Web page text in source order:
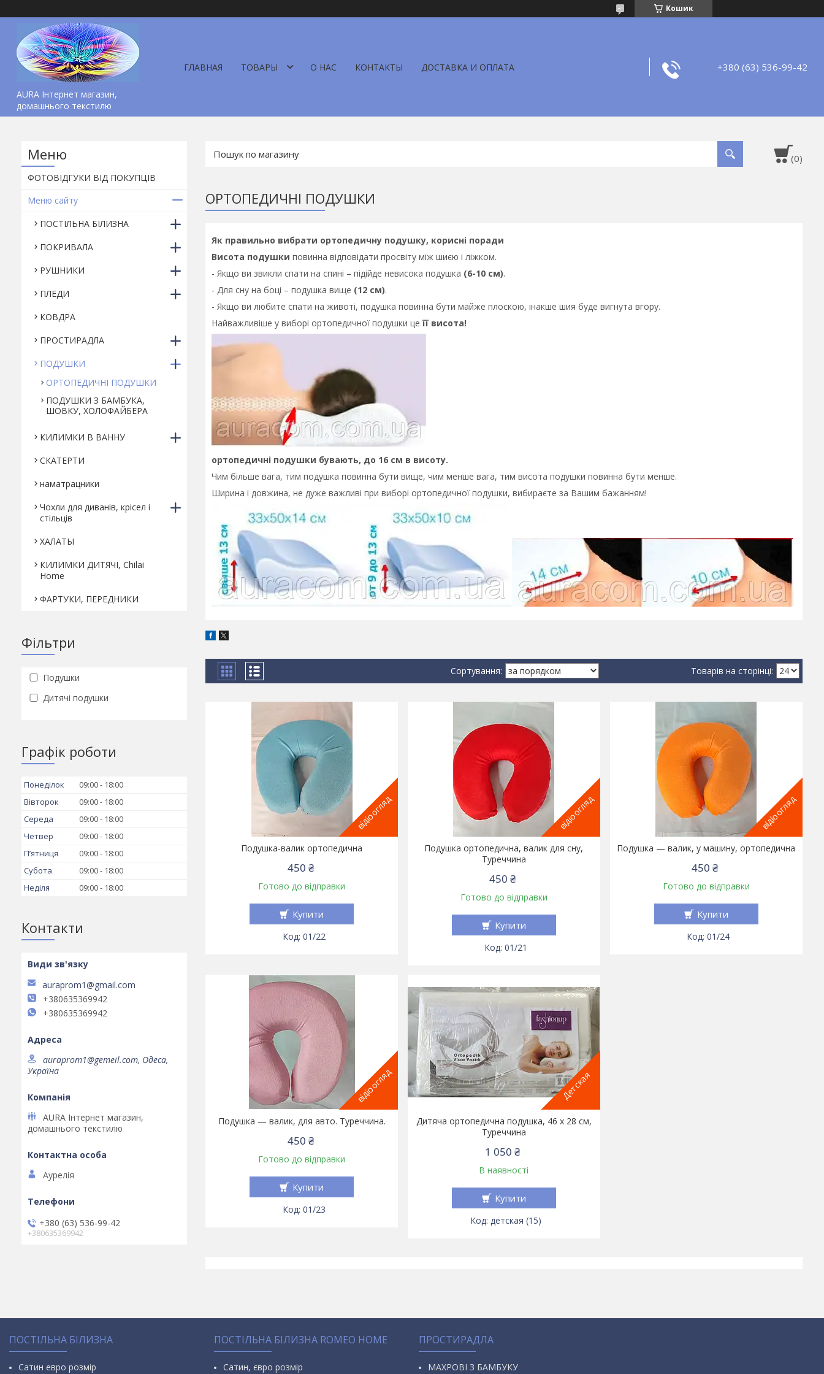
Кошик
AURA Інтернет магазин,
домашнього текстилю
ГЛАВНАЯ ТОВАРЫ О НАС КОНТАКТЫ ДОСТАВКА И ОПЛАТА +380 (63) 536-99-42
ОРТОПЕДИЧНІ ПОДУШКИ
Як правильно вибрати ортопедичну подушку, корисні поради
Висота подушки повинна відповідати просвіту між шиєю і ліжком.
- Якщо ви звикли спати на спині – підійде невисока подушка (6-10 см).
- Для сну на боці – подушка вище (12 см).
- Якщо ви любите спати на животі, подушка повинна бути майже плоскою, інакше шия буде вигнута вгору.
Найважливіше у виборі ортопедичної подушки це її висота!
ортопедичні подушки бувають, до 16 см в висоту.
Чим більше вага, тим подушка повинна бути вище, чим менше вага, тим висота подушки повинна бути менше.
Ширина і довжина, не дуже важливі при виборі ортопедичної подушки, вибираєте за Вашим бажанням!
відіоогляд
Подушка-валик ортопедична
450 ₴
Готово до відправки
Купити
01/22
відіоогляд
Подушка ортопедична, валик для сну,
Туреччина
450 ₴
Готово до відправки
Купити
01/21
відіоогляд
Подушка — валик, у машину, ортопедична
450 ₴
Готово до відправки
Купити
01/24
відіоогляд
Подушка — валик, для авто. Туреччина.
450 ₴
Готово до відправки
Купити
01/23
Детская
Дитяча ортопедична подушка, 46 х 28 см,
Туреччина
1 050 ₴
В наявності
Купити
детская (15)
ФОТОВІДГУКИ ВІД ПОКУПЦІВ
Меню сайту
ПОСТІЛЬНА БІЛИЗНА
ПОКРИВАЛА
РУШНИКИ
ПЛЕДИ
КОВДРА
ПРОСТИРАДЛА
ПОДУШКИ
ОРТОПЕДИЧНІ ПОДУШКИ
ПОДУШКИ З БАМБУКА,
ШОВКУ, ХОЛОФАЙБЕРА
КИЛИМКИ В ВАННУ
СКАТЕРТИ
наматрацники
Чохли для диванів, крісел і
стільців
ХАЛАТЫ
КИЛИМКИ ДИТЯЧІ, Chilai
Home
ФАРТУКИ, ПЕРЕДНИКИ
Фільтри
Подушки
Дитячі подушки
Графік роботи
Понеділок 09:00
18:00
Вівторок
09:00
18:00
Середа
09:00
18:00
Четвер
09:00
18:00
Пʼятниця
09:00
18:00
Субота
09:00
18:00
Неділя
09:00 18:00
Контакти
auraprom1@gmail.com
+380635369942
+380635369942
auraprom1@gemeil.com, Одеса,
Україна
AURA Інтернет магазин,
домашнього текстилю
Аурелія
+380 (63) 536-99-42
+380635369942
ПОСТІЛЬНА БІЛИЗНА
Сатин евро розмір
ПОСТІЛЬНА БІЛИЗНА ROMEO HOME
Сатин, євро розмір
ПРОСТИРАДЛА
МАХРОВІ З БАМБУКУ